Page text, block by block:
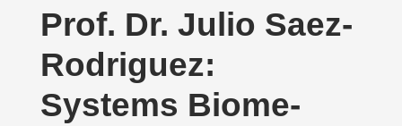
Prof. Dr. Julio Saez-
Rodriguez:
Systems Biome­